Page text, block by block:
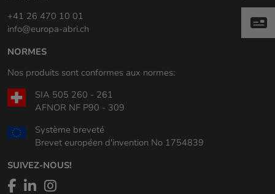
+41 26 470 10 01
info@europa-abri.ch
NORMES
Nos produits sont conformes aux normes:
SIA 505 260 - 261
AFNOR NF P90 - 309
Système breveté
Brevet européen d'invention No 1754839
SUIVEZ-NOUS!